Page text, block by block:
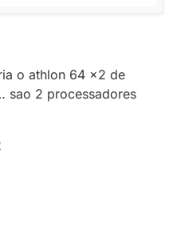
o athlon 64 x2 de
sao 2 processadores